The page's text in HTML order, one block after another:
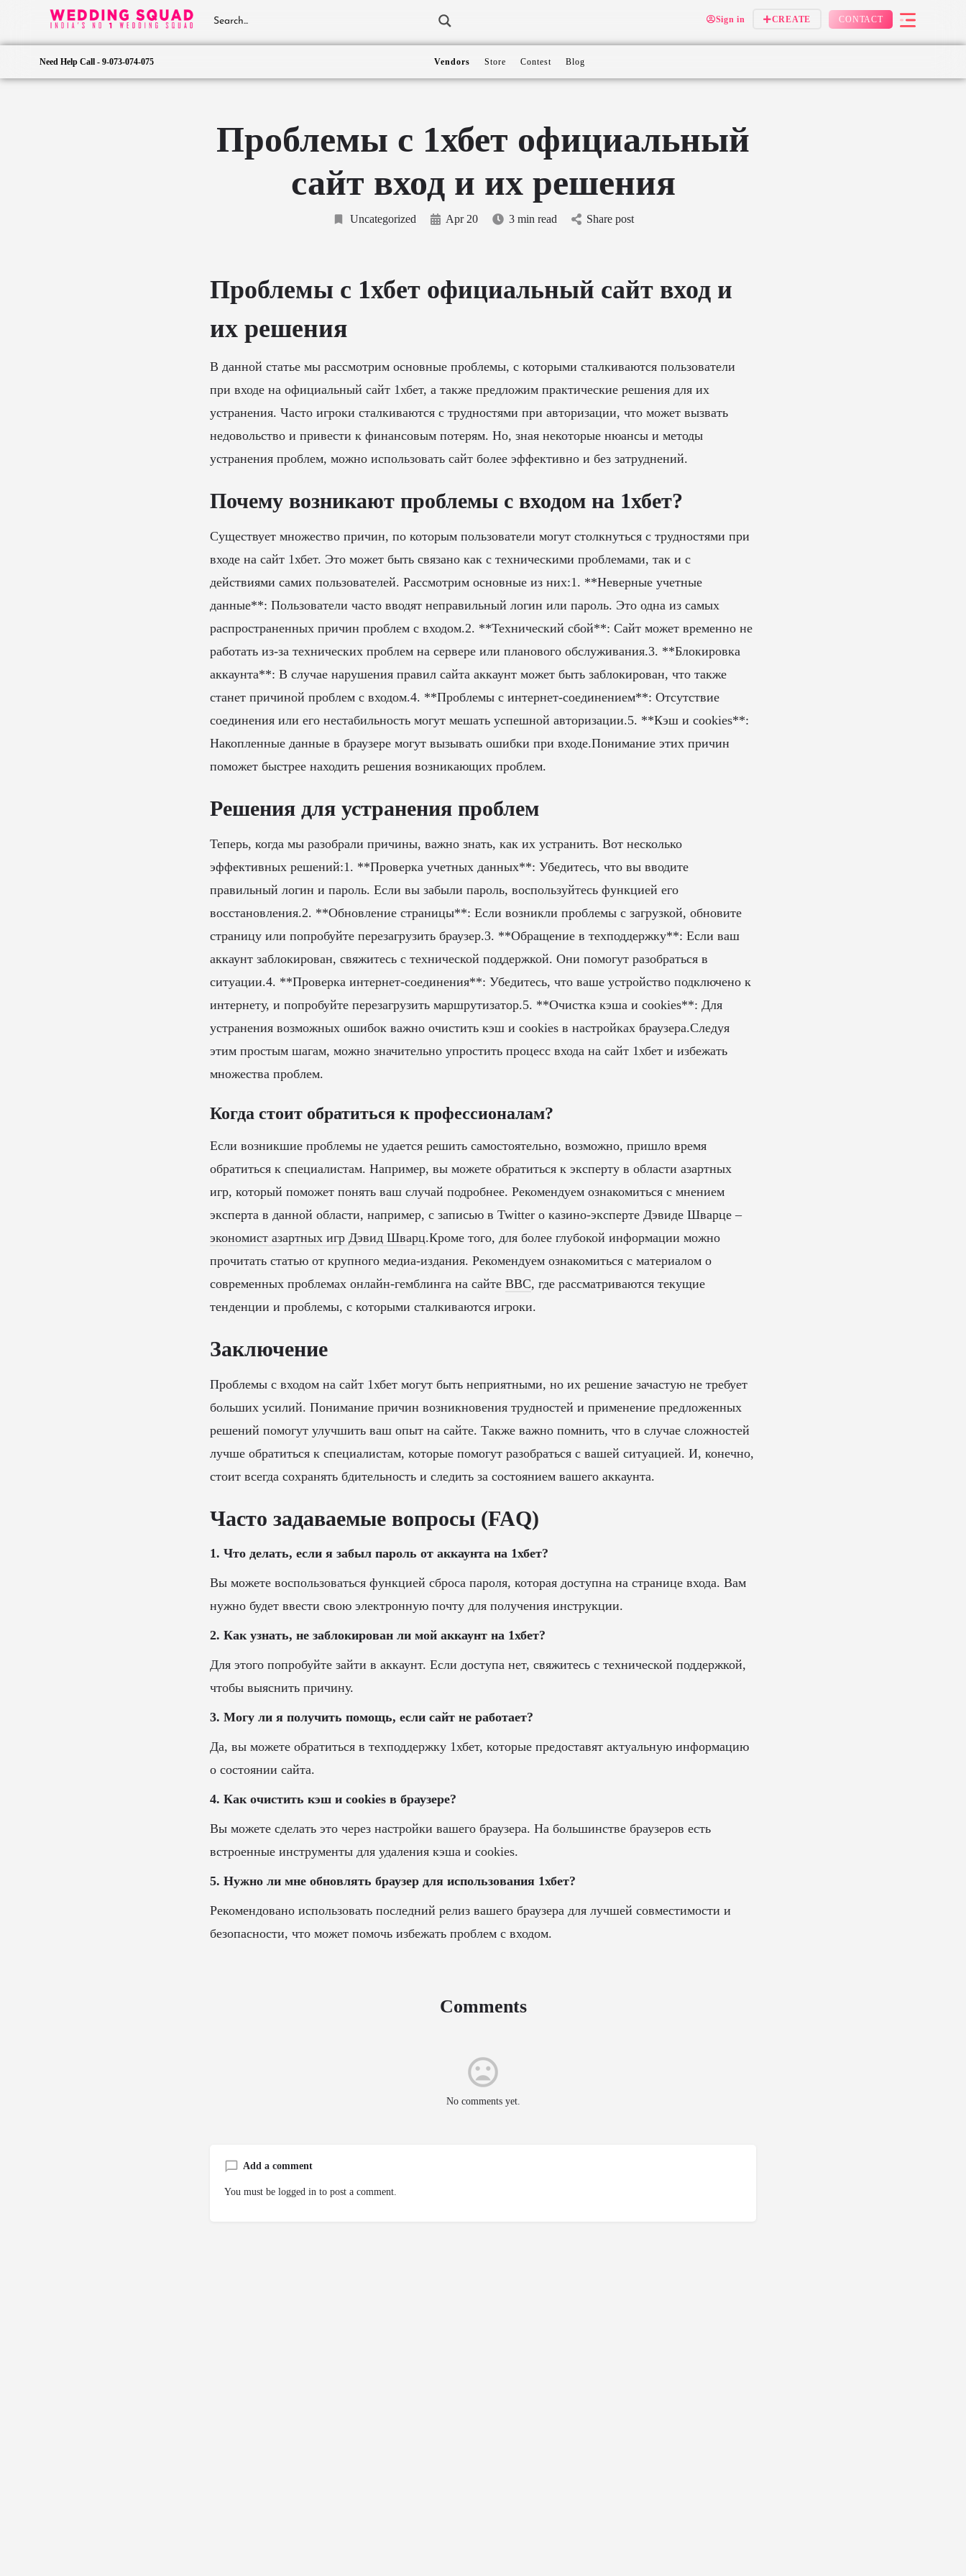
Sign in CREATE CONTACT
Need Help Call - 9-073-074-075 Vendors Store Contest Blog
Проблемы с 1хбет официальный
сайт вход и их решения
Uncategorized Apr 20 3 min read Share post
Проблемы с 1хбет официальный сайт вход и
их решения
В данной статье мы рассмотрим основные проблемы, с которыми сталкиваются пользователи
при входе на официальный сайт 1хбет, а также предложим практические решения для их
устранения. Часто игроки сталкиваются с трудностями при авторизации, что может вызвать
недовольство и привести к финансовым потерям. Но, зная некоторые нюансы и методы
устранения проблем, можно использовать сайт более эффективно и без затруднений.
Почему возникают проблемы с входом на 1хбет?
Существует множество причин, по которым пользователи могут столкнуться с трудностями при
входе на сайт 1хбет. Это может быть связано как с техническими проблемами, так и с
действиями самих пользователей. Рассмотрим основные из них:1. **Неверные учетные
данные**: Пользователи часто вводят неправильный логин или пароль. Это одна из самых
распространенных причин проблем с входом.2. **Технический сбой**: Сайт может временно не
работать из-за технических проблем на сервере или планового обслуживания.3. **Блокировка
аккаунта**: В случае нарушения правил сайта аккаунт может быть заблокирован, что также
станет причиной проблем с входом.4. **Проблемы с интернет-соединением**: Отсутствие
соединения или его нестабильность могут мешать успешной авторизации.5. **Кэш и cookies**:
Накопленные данные в браузере могут вызывать ошибки при входе.Понимание этих причин
поможет быстрее находить решения возникающих проблем.
Решения для устранения проблем
Теперь, когда мы разобрали причины, важно знать, как их устранить. Вот несколько
эффективных решений:1. **Проверка учетных данных**: Убедитесь, что вы вводите
правильный логин и пароль. Если вы забыли пароль, воспользуйтесь функцией его
восстановления.2. **Обновление страницы**: Если возникли проблемы с загрузкой, обновите
страницу или попробуйте перезагрузить браузер.3. **Обращение в техподдержку**: Если ваш
аккаунт заблокирован, свяжитесь с технической поддержкой. Они помогут разобраться в
ситуации.4. **Проверка интернет-соединения**: Убедитесь, что ваше устройство подключено к
интернету, и попробуйте перезагрузить маршрутизатор.5. **Очистка кэша и cookies**: Для
устранения возможных ошибок важно очистить кэш и cookies в настройках браузера.Следуя
этим простым шагам, можно значительно упростить процесс входа на сайт 1хбет и избежать
множества проблем.
Когда стоит обратиться к профессионалам?
Если возникшие проблемы не удается решить самостоятельно, возможно, пришло время
обратиться к специалистам. Например, вы можете обратиться к эксперту в области азартных
игр, который поможет понять ваш случай подробнее. Рекомендуем ознакомиться с мнением
эксперта в данной области, например, с записью в Twitter о казино-эксперте Дэвиде Шварце –
экономист азартных игр Дэвид Шварц.Кроме того, для более глубокой информации можно
прочитать статью от крупного медиа-издания. Рекомендуем ознакомиться с материалом о
современных проблемах онлайн-гемблинга на сайте BBC, где рассматриваются текущие
тенденции и проблемы, с которыми сталкиваются игроки.
Заключение
Проблемы с входом на сайт 1хбет могут быть неприятными, но их решение зачастую не требует
больших усилий. Понимание причин возникновения трудностей и применение предложенных
решений помогут улучшить ваш опыт на сайте. Также важно помнить, что в случае сложностей
лучше обратиться к специалистам, которые помогут разобраться с вашей ситуацией. И, конечно,
стоит всегда сохранять бдительность и следить за состоянием вашего аккаунта.
Часто задаваемые вопросы (FAQ)
1. Что делать, если я забыл пароль от аккаунта на 1хбет?
Вы можете воспользоваться функцией сброса пароля, которая доступна на странице входа. Вам
нужно будет ввести свою электронную почту для получения инструкции.
2. Как узнать, не заблокирован ли мой аккаунт на 1хбет?
Для этого попробуйте зайти в аккаунт. Если доступа нет, свяжитесь с технической поддержкой,
чтобы выяснить причину.
3. Могу ли я получить помощь, если сайт не работает?
Да, вы можете обратиться в техподдержку 1хбет, которые предоставят актуальную информацию
о состоянии сайта.
4. Как очистить кэш и cookies в браузере?
Вы можете сделать это через настройки вашего браузера. На большинстве браузеров есть
встроенные инструменты для удаления кэша и cookies.
5. Нужно ли мне обновлять браузер для использования 1хбет?
Рекомендовано использовать последний релиз вашего браузера для лучшей совместимости и
безопасности, что может помочь избежать проблем с входом.
Comments
No comments yet.
Add a comment
You must be logged in to post a comment.